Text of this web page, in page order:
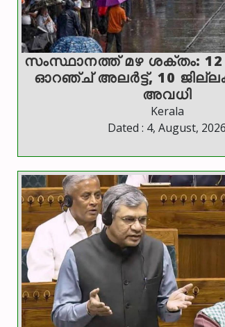
സംസ്ഥാനത്ത് മഴ ശക്തം: 12
ഓറഞ്ച് അലർട്ട്, 10
അവധി
Kerala
Dated : 4, August, 2026